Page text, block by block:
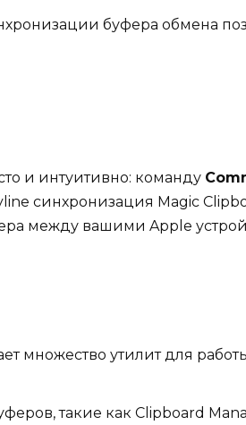
буфера обмена
и интуитивно: команду
синхронизация Magic
между вашими Apple
множество утилит для
такие как Clipboard